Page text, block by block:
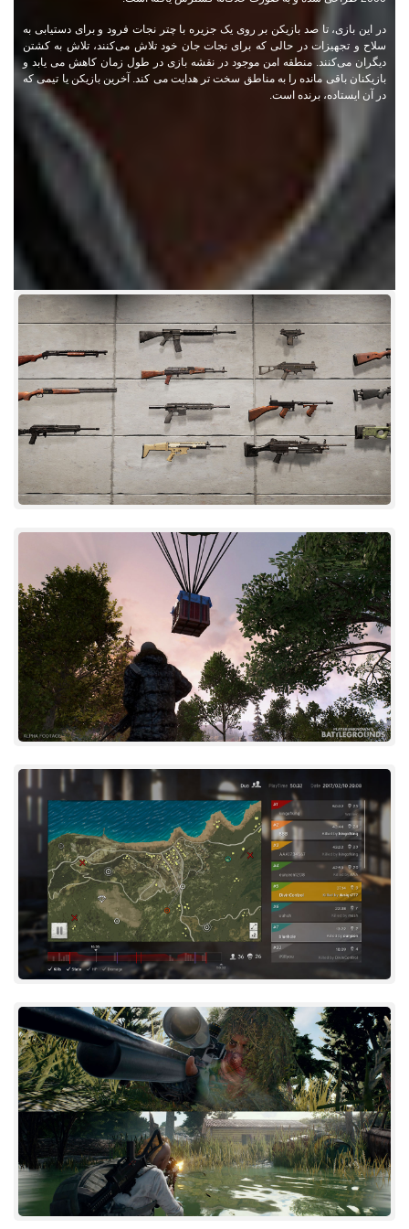
در این بازی، تا صد بازیکن بر روی یک جزیره با چتر نجات فرود و برای دستیابی به
سلاح و تجهیزات در حالی که برای نجات جان خود تلاش می‌کنند، تلاش به کشتن
دیگران می‌کنند. منطقه امن موجود در نقشه بازی در طول زمان کاهش می یابد و
بازیکنان باقی مانده را به مناطق سخت تر هدایت می کند. آخرین بازیکن یا تیمی که
در آن ایستاده، برنده است.